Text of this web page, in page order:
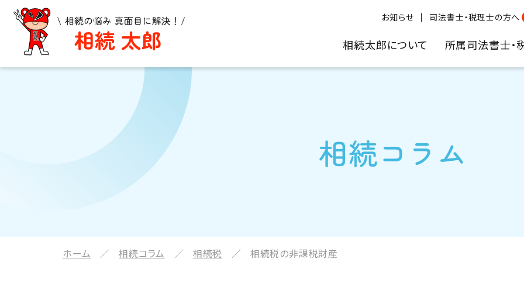
お知らせ 司法書士・税理士の方へ
相続太郎について 所属司法書士・
相続コラム
ホーム 相続コラム 相続税 相続税の非課税財産